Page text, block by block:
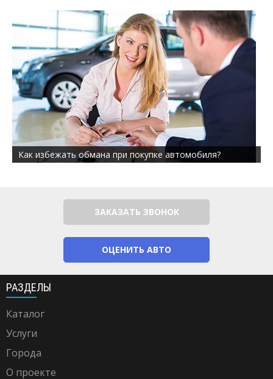
Как избежать обмана при покупке автомобиля?
ЗАКАЗАТЬ ЗВОНОК
ОЦЕНИТЬ АВТО
РАЗДЕЛЫ
Каталог
Услуги
Города
О проекте